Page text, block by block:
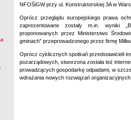
NFOŚiGW przy ul. Konstruktorskiej 3A w
Oprócz przeglądu europejskiego prawa
zaprezentowane zostały m.in. wyniki
proponowanych przez Ministerstwo
gminach” przeprowadzonego przez firmę
Oprócz cyklicznych spotkań przedstawicieli
pozarządowych, stworzona została też
prowadzących gospodarkę odpadami, w
wdrażania nowych rozwiązań